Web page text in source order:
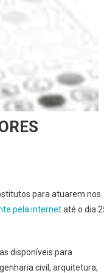
para atuarem nos
pela internetaté o dia
disponíveis para
civil, arquitetura,